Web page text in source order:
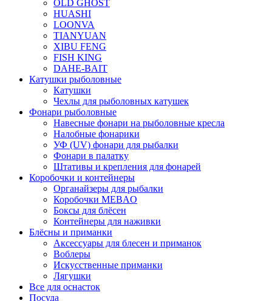
OLD GHOST
HUASHI
LOONVA
TIANYUAN
XIBU FENG
FISH KING
DAHE-BAIT
Катушки рыболовные
Катушки
Чехлы для рыболовных катушек
Фонари рыболовные
Навесные фонари на рыболовные кресла
Налобные фонарики
УФ (UV) фонари для рыбалки
Фонари в палатку
Штативы и крепления для фонарей
Коробочки и контейнеры
Органайзеры для рыбалки
Коробочки MEBAO
Боксы для блёсен
Контейнеры для наживки
Блёсны и приманки
Аксессуары для блесен и приманок
Воблеры
Искусственные приманки
Лягушки
Все для оснасток
Посуда